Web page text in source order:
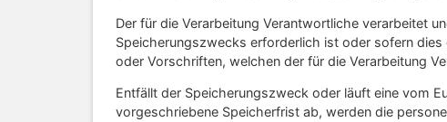
Der für die Verarbeitung Verantwortliche verarbeitet
Speicherungszwecks erforderlich ist oder sofern
oder Vorschriften, welchen der für die Verarbeitung
Entfällt der Speicherungszweck oder läuft eine vom
vorgeschriebene Speicherfrist ab, werden die